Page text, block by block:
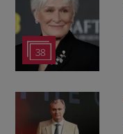
38